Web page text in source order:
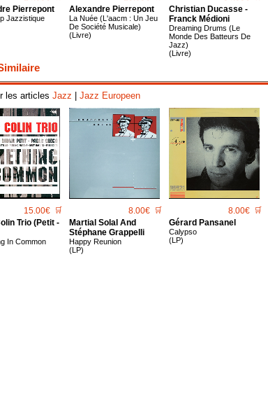
Pierrepont
Jazzistique
Alexandre Pierrepont
La Nuée (L'aacm : Un Jeu
De Société Musicale)
(Livre)
Christian Ducasse -
Franck Médioni
Dreaming Drums (Le
Monde Des Batteurs De
Jazz)
(Livre)
les articles Jazz Jazz Europeen
15.00€ 🛒
Trio (Petit -
In Common
8.00€ 🛒
Martial Solal And
Stéphane Grappelli
Happy Reunion
(LP)
8.00€ 🛒
Gérard Pansanel
Calypso
(LP)